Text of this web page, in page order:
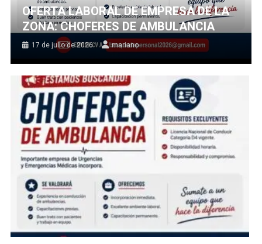
OFERTA LABORAL DE EMPRESA DE LA
ZONA: CHOFERES DE AMBULANCIA
17 de julio de 2026 mariano